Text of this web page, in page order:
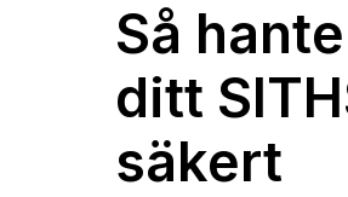
Så
ditt
säkert